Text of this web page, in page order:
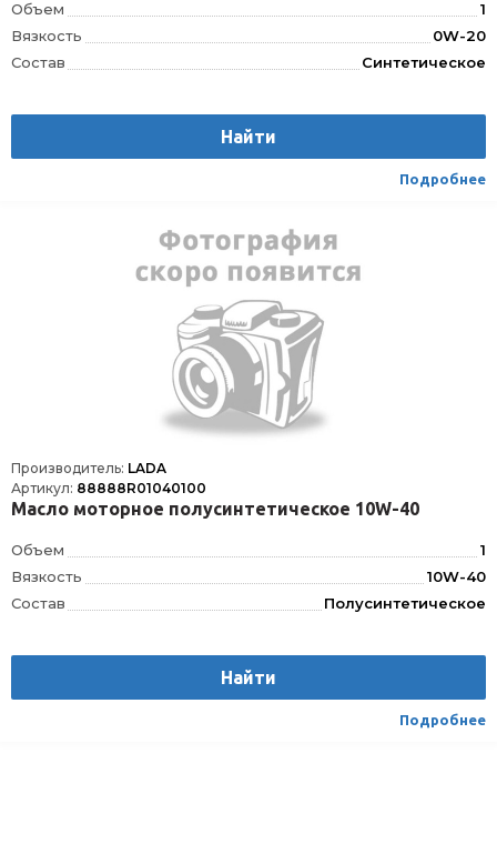
Объем
1
Вязкость
0W-20
Состав
Синтетическое
ACEA
C5, C6
Канистра пластик
Найти
Подробнее
Производитель: LADA
Артикул: 88888R01040100
Масло моторное полусинтетическое 10W-40
Объем
1
Вязкость
10W-40
Состав
Полусинтетическое
Найти
Подробнее